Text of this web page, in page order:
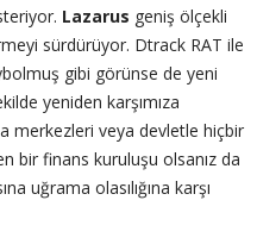
Lazarus geniş ölçekli
sürdürüyor. Dtrack RAT ile
gibi görünse de yeni
yeniden karşımıza
merkezleri veya devletle hiçbir
bir finans kuruluşu olsanız da
uğrama olasılığına karşı